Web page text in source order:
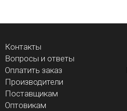
Контакты
Вопросы и ответы
Оплатить заказ
Производители
Поставщикам
Оптовикам